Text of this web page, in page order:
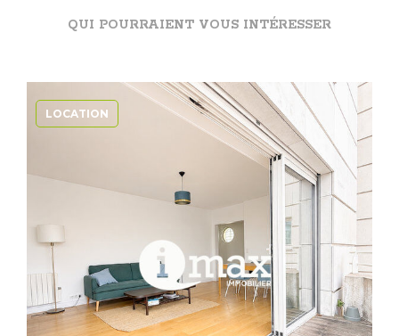
QUI POURRAIENT VOUS INTÉRESSER
LOCATION